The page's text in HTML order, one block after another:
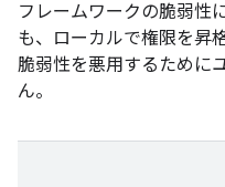
フレームワークの脆弱性
も、ローカルで権限を昇
脆弱性を悪用するために
ん。